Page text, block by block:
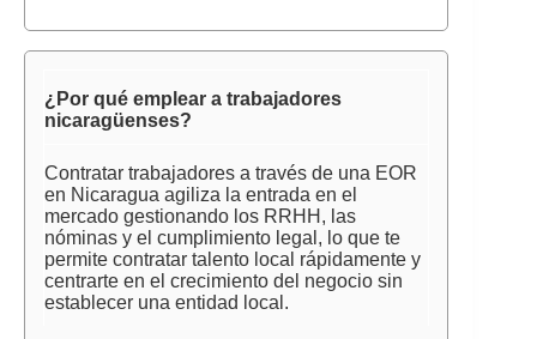
¿Por qué emplear a trabajadores
nicaragüenses?
Contratar trabajadores a través de una EOR
en Nicaragua agiliza la entrada en el
mercado gestionando los RRHH, las
nóminas y el cumplimiento legal, lo que te
permite contratar talento local rápidamente y
centrarte en el crecimiento del negocio sin
establecer una entidad local.